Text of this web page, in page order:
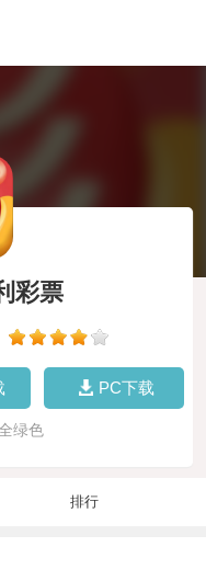
彩票
PC下载
绿色
排行